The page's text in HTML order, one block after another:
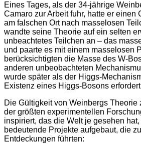
Eines Tages, als der 34-jährige
Camaro zur Arbeit fuhr, hatte er einen
am falschen Ort nach masselosen
wandte seine Theorie auf ein selten
unbeachtetes Teilchen an – das
und paarte es mit einem masselosen
berücksichtigten die Masse des W-
anderen unbeobachteten
wurde später als der Higgs-
Existenz eines Higgs-Bosons
Die Gültigkeit von Weinbergs Theorie
der größten experimentellen
inspiriert, das die Welt je gesehen
bedeutende Projekte aufgebaut, die
Entdeckungen führten: